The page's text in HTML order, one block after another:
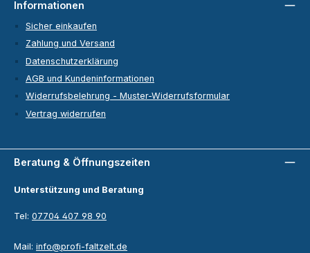
Beratung & Öffnungszeiten
Unterstützung und Beratung
Tel: 07704 407 98 90
Mail: info@profi-faltzelt.de
Informationen
Sicher einkaufen
Zahlung und Versand
Datenschutzerklärung
AGB und Kundeninformationen
Widerrufsbelehrung - Muster-Widerrufsformular
Vertrag widerrufen